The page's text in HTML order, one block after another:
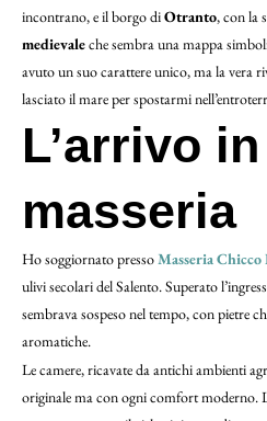
incontrano, e il borgo diOtranto, con la
medievaleche sembra una mappa
avuto un suo carattere unico, ma la vera
lasciato il mare per spostarmi
L’arrivo in
masseria
Ho soggiornato pressoMasseria Chicco
ulivi secolari del Salento. Superato
sembrava sospeso nel tempo, con pietre
aromatiche.
Le camere, ricavate da antichi ambienti
originale ma con ogni comfort moderno.